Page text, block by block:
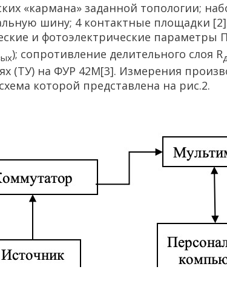
«кармана» заданной топологии;
шину; 4 контактные площадки
и фотоэлектрические параметры
); сопротивление делительного слоя R
(ТУ) на ФУР 42М[3]. Измерения
которой представлена на рис.2.